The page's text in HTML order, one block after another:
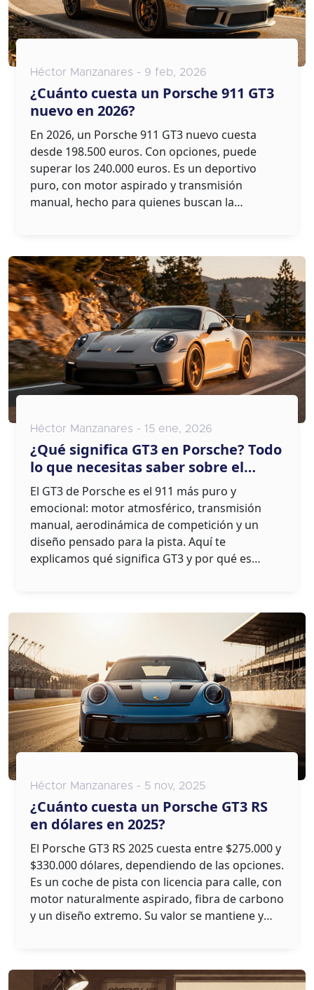
Héctor Manzanares - 9 feb, 2026
¿Cuánto cuesta un Porsche 911 GT3
nuevo en 2026?
En 2026, un Porsche 911 GT3 nuevo cuesta
desde 198.500 euros. Con opciones, puede
superar los 240.000 euros. Es un deportivo
puro, con motor aspirado y transmisión
manual, hecho para quienes buscan la
Héctor Manzanares - 15 ene, 2026
¿Qué significa GT3 en Porsche? Todo
lo que necesitas saber sobre el
modelo más puro del 911
El GT3 de Porsche es el 911 más puro y
emocional: motor atmosférico, transmisión
manual, aerodinámica de competición y un
diseño pensado para la pista. Aquí te
explicamos qué significa GT3 y por qué es
Héctor Manzanares - 5 nov, 2025
¿Cuánto cuesta un Porsche GT3 RS
en dólares en 2025?
El Porsche GT3 RS 2025 cuesta entre $275.000 y
$330.000 dólares, dependiendo de las opciones.
Es un coche de pista con licencia para calle, con
motor naturalmente aspirado, fibra de carbono
y un diseño extremo. Su valor se mantiene y